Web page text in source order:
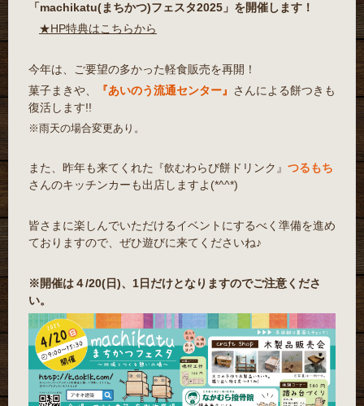
「machikatu(まちかつ)フェスタ2025」を開催します！
★HP特典はこちらから
今年は、ご要望の多かった軽食販売を再開！
菓子まきや、
『あいのう流通センター』
さんによる餅つきも
復活します!!
※雨天の場合変更あり。
また、昨年も来てくれた 『飲むわらび餅ドリンク』 つるもち
さんのキッチンカーも出店しますよ(*^^*)
皆さまに楽しんでいただけるイベントにするべく準備を進め
ておりますので、ぜひ遊びに来てくださいね♪
※開催は４/20(日)、1日だけとなりますのでご注意くださ
い。